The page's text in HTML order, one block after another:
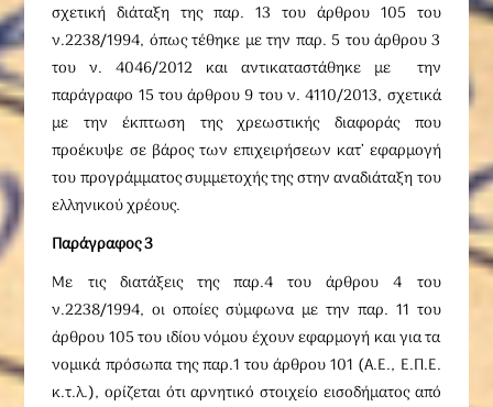
σχετική διάταξη της παρ. 13 του άρθρου 105 του
ν.2238/1994, όπως τέθηκε με την παρ. 5 του άρθρου 3
του ν. 4046/2012 και αντικαταστάθηκε με την
παράγραφο 15 του άρθρου 9 του ν. 4110/2013, σχετικά
με την έκπτωση της χρεωστικής διαφοράς που
προέκυψε σε βάρος των επιχειρήσεων κατ’ εφαρμογή
του προγράμματος συμμετοχής της στην αναδιάταξη του
ελληνικού χρέους.
Παράγραφος 3
Με τις διατάξεις της παρ.4 του άρθρου 4 του
ν.2238/1994, οι οποίες σύμφωνα με την παρ. 11 του
άρθρου 105 του ιδίου νόμου έχουν εφαρμογή και για τα
νομικά πρόσωπα της παρ.1 του άρθρου 101 (Α.Ε., Ε.Π.Ε.
κ.τ.λ.), ορίζεται ότι αρνητικό στοιχείο εισοδήματος από